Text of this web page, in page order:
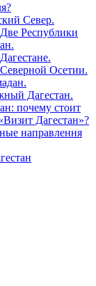
Север.
Республики
Осетии.
Дагестан.
почему стоит
Дагестан»?
направлення